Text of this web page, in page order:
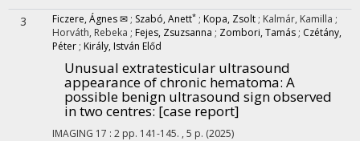
3 Ficzere, Ágnes ✉ ; Szabó, Anett* ; Kopa, Zsolt ; Kalmár, Kamilla ;
Horváth, Rebeka ; Fejes, Zsuzsanna ; Zombori, Tamás ; Czétány,
Péter ; Király, István Előd
Unusual extratesticular ultrasound
appearance of chronic hematoma: A
possible benign ultrasound sign observed
in two centres: [case report]
IMAGING 17 : 2 pp. 141-145. , 5 p. (2025)